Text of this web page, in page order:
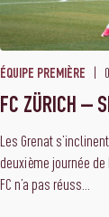
ÉQUIPE PREMIÈRE
FC ZÜRICH –
Les Grenat
deuxième journée
FC n’a pas réuss...